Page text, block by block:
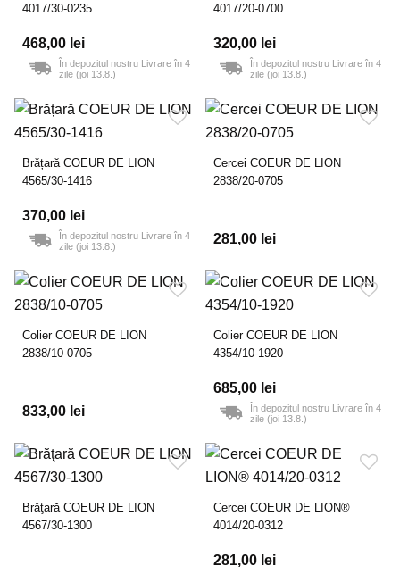
4017/30-0235
468,00 lei
În depozitul nostru Livrare în 4
zile (joi 13.8.)
4017/20-0700
320,00 lei
În depozitul nostru Livrare în 4
zile (joi 13.8.)
Brățară COEUR DE LION
4565/30-1416
370,00 lei
În depozitul nostru Livrare în 4
zile (joi 13.8.)
Cercei COEUR DE LION
2838/20-0705
281,00 lei
Colier COEUR DE LION
2838/10-0705
833,00 lei
Colier COEUR DE LION
4354/10-1920
685,00 lei
În depozitul nostru Livrare în 4
zile (joi 13.8.)
Brăţară COEUR DE LION
4567/30-1300
Cercei COEUR DE LION®
4014/20-0312
281,00 lei